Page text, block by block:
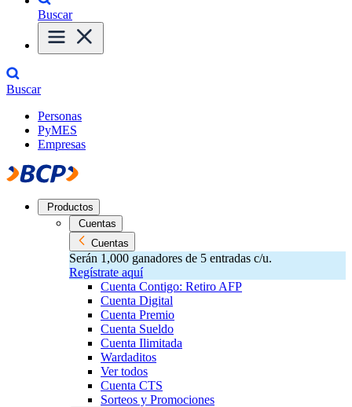
Buscar
Buscar
Personas
PyMES
Empresas
Productos
Cuentas
Cuentas
Serán 1,000 ganadores de 5 entradas c/u.
Regístrate aquí
Cuenta Contigo: Retiro AFP
Cuenta Digital
Cuenta Premio
Cuenta Sueldo
Cuenta Ilimitada
Wardaditos
Ver todos
Cuenta CTS
Sorteos y Promociones